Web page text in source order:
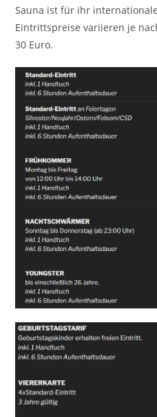
Sauna ist für ihr
Eintrittspreise variieren je
30 Euro.